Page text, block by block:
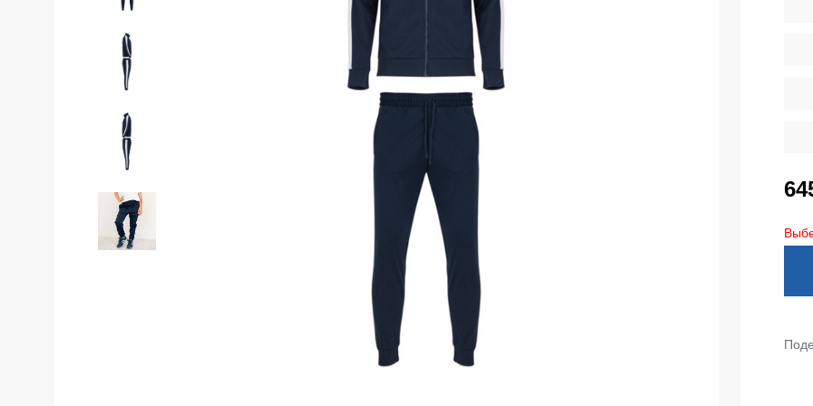
Костюмы утепленные
Штаны (Брюки)
Камуфляжные брюки
Утепленные брюки
Детские штаны
Штаны для работы
Брюки ХоРеКа и медицина
Джинсы, брюки на каждый день
Полукомбинезоны
Полукомбинезоны не утепленные
Полукомбинезоны утепленные
Полукомбинезоны Outlet
Страховочное оборудование
Наколенники
Сумки и Рюкзаки
Хозинвентарь
Дорожное ограждение